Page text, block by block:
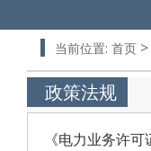
当前位置: 首页 >
政策法规